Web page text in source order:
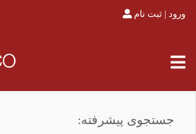
ورود | ثبت نام
جستجوی پیشرفته: